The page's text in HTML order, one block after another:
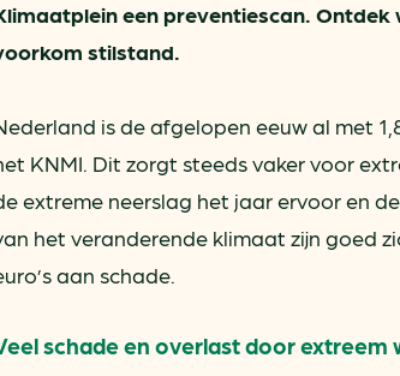
een preventiescan. Ontdek
stilstand.
is de afgelopen eeuw al met
KNMI. Dit zorgt steeds vaker voor
extreme neerslag het jaar ervoor en
het veranderende klimaat zijn goed
aan schade.
schade en overlast door extreem